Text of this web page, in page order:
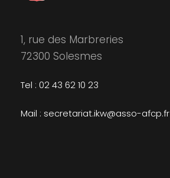
1, rue des Marbreries
72300 Solesmes
Tel : 02 43 62 10 23
Mail : secretariat.ikw@asso-afcp.fr